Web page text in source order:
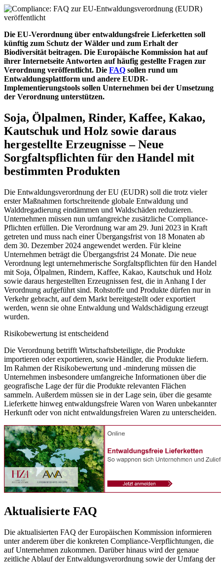
Die EU-Verordnung über entwaldungsfreie Lieferketten soll
künftig zum Schutz der Wälder und zum Erhalt der
Biodiversität beitragen. Die Europäische Kommission hat auf
ihrer Internetseite Antworten auf häufig gestellte Fragen zur
Verordnung veröffentlicht. Die FAQ sollen rund um
Entwaldungsplattform und andere EUDR-
Implementierungstools sollen Unternehmen bei der Umsetzung
der Verordnung unterstützen.
Soja, Ölpalmen, Rinder, Kaffee, Kakao,
Kautschuk und Holz sowie daraus
hergestellte Erzeugnisse – Neue
Sorgfaltspflichten für den Handel mit
bestimmten Produkten
Die Entwaldungsverordnung der EU (EUDR) soll die trotz vieler
erster Maßnahmen fortschreitende globale Entwaldung und
Walddregadierung eindämmen und Waldschäden reduzieren.
Unternehmen müssen nun umfangreiche zusätzliche Compliance-
Pflichten erfüllen. Die Verordnung war am 29. Juni 2023 in Kraft
getreten und muss nach einer Übergangsfrist von 18 Monaten ab
dem 30. Dezember 2024 angewendet werden. Für kleine
Unternehmen beträgt die Übergangsfrist 24 Monate. Die neue
Verordnung legt unternehmerische Sorgfaltspflichten für den Handel
mit Soja, Ölpalmen, Rindern, Kaffee, Kakao, Kautschuk und Holz
sowie daraus hergestellten Erzeugnissen fest, die in Anhang I der
Verordnung aufgeführt sind. Rohstoffe und Produkte dürfen nur in
Verkehr gebracht, auf dem Markt bereitgestellt oder exportiert
werden, wenn sie ohne Entwaldung und Waldschädigung erzeugt
wurden.
Risikobewertung ist entscheidend
Die Verordnung betrifft Wirtschaftsbeteiligte, die Produkte
importieren oder exportieren, sowie Händler, die Produkte liefern.
Im Rahmen der Risikobewertung und -minderung müssen die
Unternehmen insbesondere umfangreiche Informationen über die
geografische Lage der für die Produkte relevanten Flächen
sammeln. Außerdem müssen sie in der Lage sein, über die gesamte
Lieferkette hinweg entwaldungsfreie Waren von Waren unbekannter
Herkunft oder von nicht entwaldungsfreien Waren zu unterscheiden.
Aktualisierte FAQ
Die aktualisierten FAQ der Europäischen Kommission informieren
unter anderem über die konkreten Compliance-Verpflichtungen, die
auf Unternehmen zukommen. Darüber hinaus wird der genaue
zeitliche Ablauf der Entwaldungsverordnung sowie der Umfang der